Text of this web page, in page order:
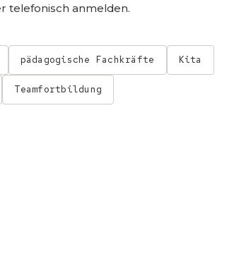
telefonisch anmelden.
pädagogische Fachkräfte Kita
Teamfortbildung